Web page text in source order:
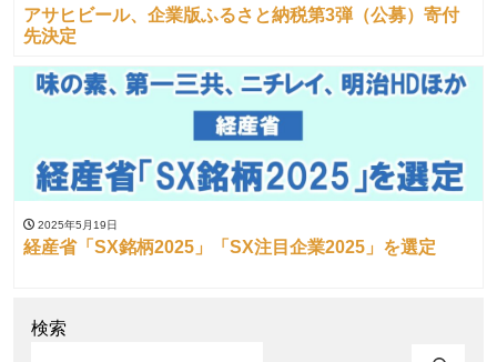
アサヒビール、企業版ふるさと納税第3弾（公募）寄付
先決定
2025年5月19日
経産省「SX銘柄2025」「SX注目企業2025」を選定
検索